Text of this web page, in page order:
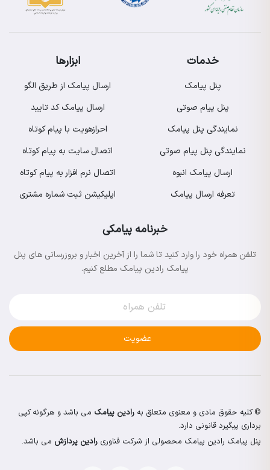
خدمات
پنل پیامک
پنل پیام صوتی
نمایندگی پنل پیامک
نمایندگی پنل پیام صوتی
ارسال پیامک انبوه
تعرفه ارسال پیامک
ابزارها
ارسال پیامک از طریق الگو
ارسال پیامک کد تایید
احرازهویت با پیام کوتاه
اتصال سایت به پیام کوتاه
اتصال نرم افزار به پیام کوتاه
اپلیکیشن ثبت شماره مشتری
خبرنامه پیامکی
تلفن همراه خود را وارد کنید تا شما را از آخرین اخبار و بروزرسانی های پنل
پیامک رادین پیامک مطلع کنیم.
عضویت
© کلیه حقوق مادی و معنوی متعلق به رادین پیامک می باشد و هرگونه کپی
برداری پیگیرد قانونی دارد.
پنل پیامک رادین پیامک محصولی از شرکت فناوری رادین پردازش می باشد.